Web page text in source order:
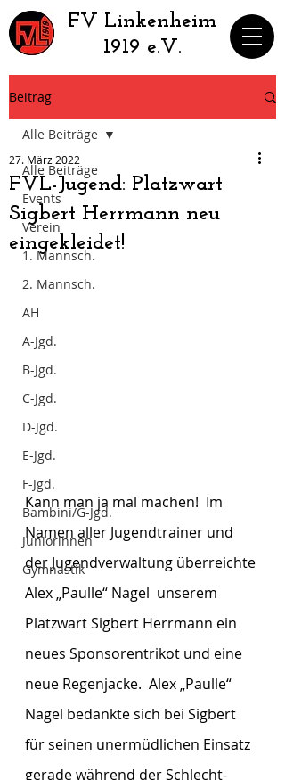
​FV Linkenheim
1919 e.V.
Beitrag
Alle Beiträge
Events
Verein
1. Mannsch.
2. Mannsch.
AH
A-Jgd.
B-Jgd.
C-Jgd.
D-Jgd.
E-Jgd.
F-Jgd.
Bambini/G-Jgd.
Juniorinnen
Gymnastik
Alle Beiträge
FVL-Jugend: Platzwart
Sigbert Herrmann neu
eingekleidet!
27. März 2022
Kann man ja mal machen!  Im
Namen aller Jugendtrainer und
der Jugendverwaltung überreichte
Alex „Paulle“ Nagel  unserem
Platzwart Sigbert Herrmann ein
neues Sponsorentrikot und eine
neue Regenjacke.  Alex „Paulle“
Nagel bedankte sich bei Sigbert
für seinen unermüdlichen Einsatz
gerade während der Schlecht-